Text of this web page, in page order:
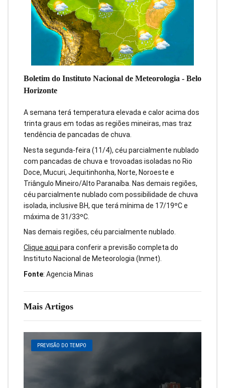
Mais Artigos
PREVISÃO DO TEMPO
Boletim do Instituto Nacional de Meteorologia - Belo
Horizonte
A semana terá temperatura elevada e calor acima dos
trinta graus em todas as regiões mineiras, mas traz
tendência de pancadas de chuva.
Nesta segunda-feira (11/4), céu parcialmente nublado
com pancadas de chuva e trovoadas isoladas no Rio
Doce, Mucuri, Jequitinhonha, Norte, Noroeste e
Triângulo Mineiro/Alto Paranaíba. Nas demais regiões,
céu parcialmente nublado com possibilidade de chuva
isolada, inclusive BH, que terá mínima de 17/19ºC e
máxima de 31/33ºC.
Nas demais regiões, céu parcialmente nublado.
Clique aqui para conferir a previsão completa do
Instituto Nacional de Meteorologia (Inmet).
Fonte: Agencia Minas